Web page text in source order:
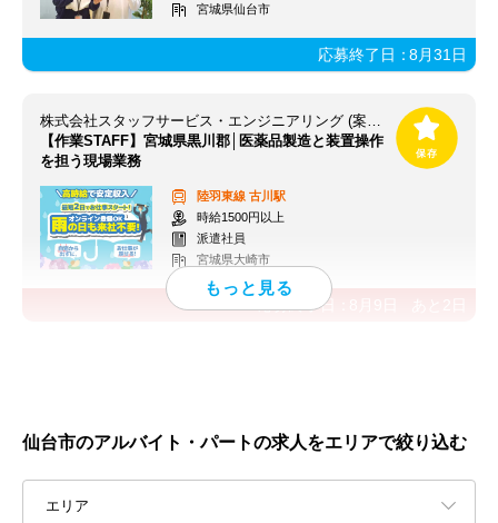
宮城県仙台市
応募終了日：8月31日
株式会社スタッフサービス・エンジニアリング (案件NO/sseA33688)
【作業STAFF】宮城県黒川郡│医薬品製造と装置操作
を担う現場業務
陸羽東線 古川駅
時給1500円以上
派遣社員
宮城県大崎市
応募終了日：
仙台市のアルバイト・パートの求人をエリアで絞り込む
エリア